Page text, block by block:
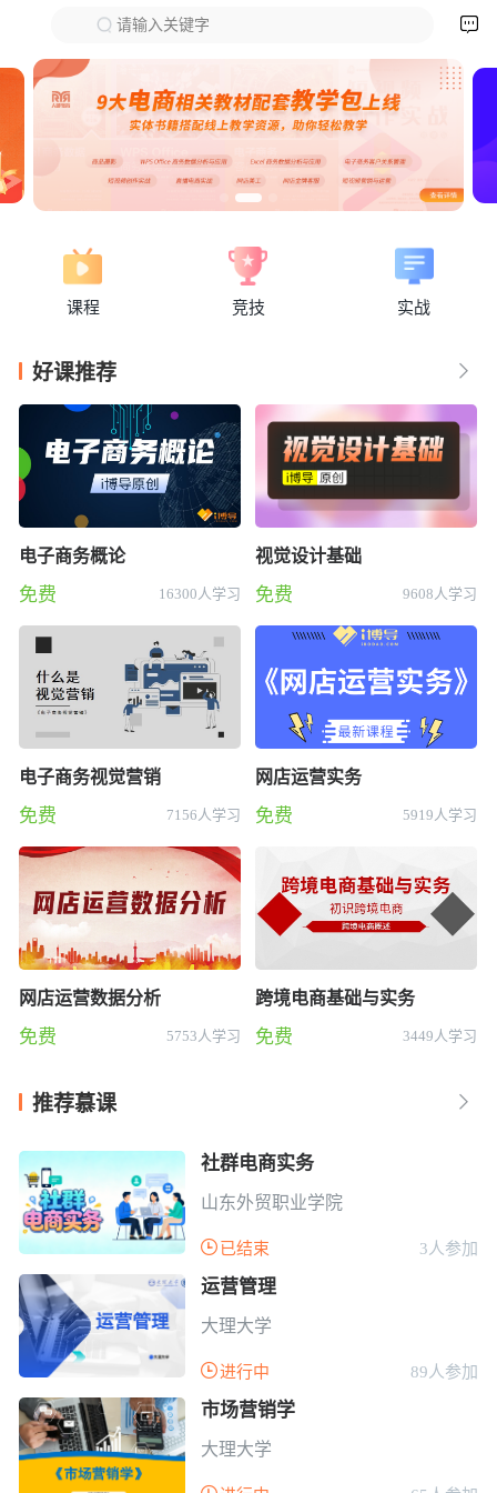
请输入关键字 
课程 竞技 实战
下拉刷新
好课推荐 
电子商务概论
免费 16300人学习
视觉设计基础
免费 9608人学习
电子商务视觉营销
免费 7156人学习
网店运营实务
免费 5919人学习
网店运营数据分析
免费 5753人学习
跨境电商基础与实务
免费 3449人学习
推荐慕课 
社群电商实务
山东外贸职业学院
 已结束 3人参加
运营管理
大理大学
进行中 89人参加
市场营销学
大理大学